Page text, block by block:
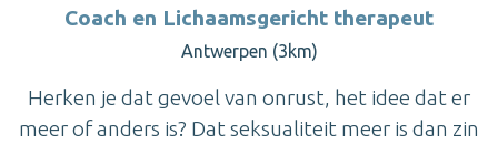
Coach en Lichaamsgericht therapeut
Antwerpen (3km)
Herken je dat gevoel van onrust, het idee dat er
meer of anders is? Dat seksualiteit meer is dan zin